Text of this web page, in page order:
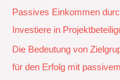
Passives Einkommen
Investiere in
Die Bedeutung von
für den Erfolg mit